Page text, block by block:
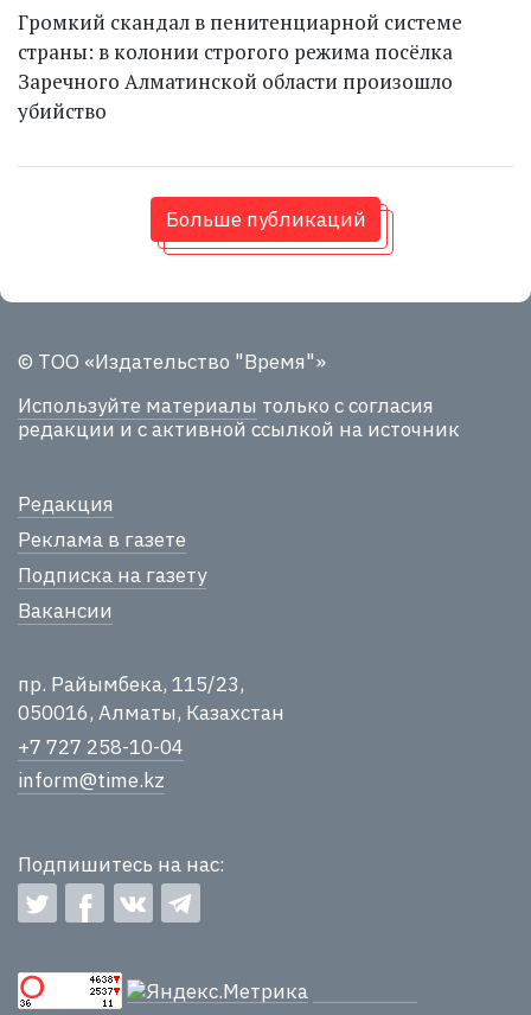
Громкий скандал в пенитенциарной системе
страны: в колонии строгого режима посёлка
Заречного Алматинской области произошло
убийство
Больше публикаций
© ТОО «Издательство "Время"»
Используйте материалы только с согласия
редакции и с активной ссылкой на источник
Редакция
Реклама в газете
Подписка на газету
Вакансии
пр. Райымбека, 115/23,
050016, Алматы, Казахстан
+7 727 258-10-04
inform@time.kz
Подпишитесь на нас: